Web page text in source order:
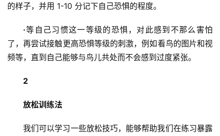
的样子，并用 1-10 分记下自己恐惧的程度。
·等自己习惯这一等级的恐惧，对此感到不那么害怕
了，再尝试接触更高恐惧等级的刺激，例如看鸟的图片和视
频等，直到自己能够与鸟儿共处而不会感到过度紧张。
2
放松训练法
我们可以学习一些放松技巧，能够帮助我们在练习暴露